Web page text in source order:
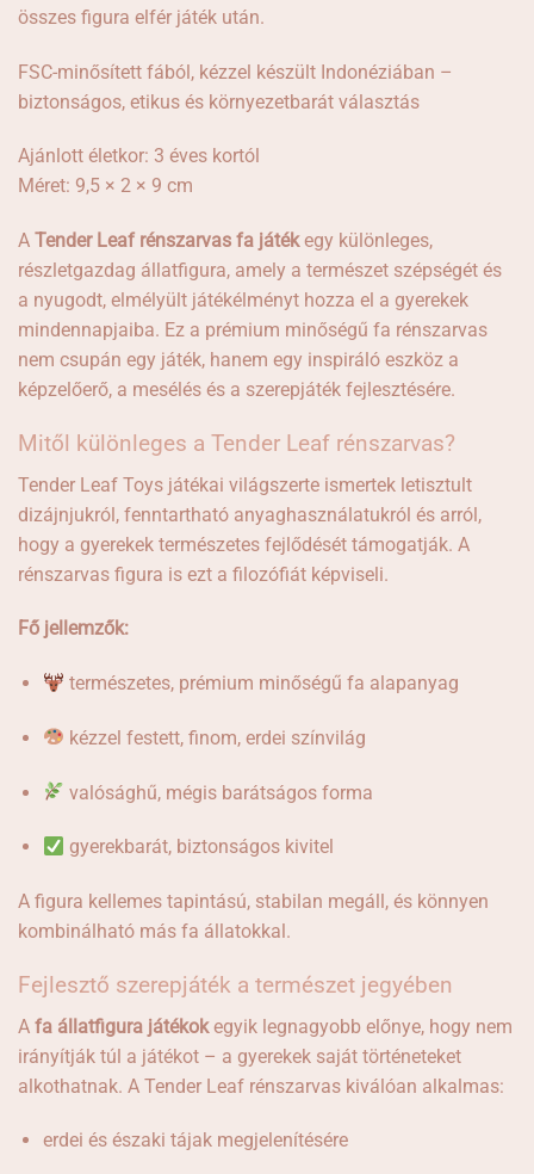
összes figura elfér játék után.
FSC-minősített fából, kézzel készült Indonéziában –
biztonságos, etikus és környezetbarát választás
Ajánlott életkor: 3 éves kortól
Méret: 9,5 × 2 × 9 cm
A Tender Leaf rénszarvas fa játékegy különleges,
részletgazdag állatfigura, amely a természet szépségét és
a nyugodt, elmélyült játékélményt hozza el a gyerekek
mindennapjaiba. Ez a prémium minőségű fa rénszarvas
nem csupán egy játék, hanem egy inspiráló eszköz a
képzelőerő, a mesélés és a szerepjáték fejlesztésére.
Mitől különleges a Tender Leaf rénszarvas?
Tender Leaf Toys játékai világszerte ismertek letisztult
dizájnjukról, fenntartható anyaghasználatukról és arról,
hogy a gyerekek természetes fejlődését támogatják. A
rénszarvas figura is ezt a filozófiát képviseli.
Fő jellemzők:
természetes, prémium minőségű fa alapanyag
kézzel festett, finom, erdei színvilág
valósághű, mégis barátságos forma
gyerekbarát, biztonságos kivitel
A figura kellemes tapintású, stabilan megáll, és könnyen
kombinálható más fa állatokkal.
Fejlesztő szerepjáték a természet jegyében
A fa állatfigura játékokegyik legnagyobb előnye, hogy nem
irányítják túl a játékot – a gyerekek saját történeteket
alkothatnak. A Tender Leaf rénszarvas kiválóan alkalmas:
erdei és északi tájak megjelenítésére